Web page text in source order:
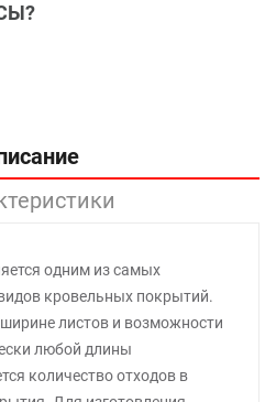
одним из самых
кровельных покрытий.
листов и возможности
любой длины
количество отходов в